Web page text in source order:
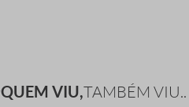
QUEM VIU,TAMBÉM VIU..